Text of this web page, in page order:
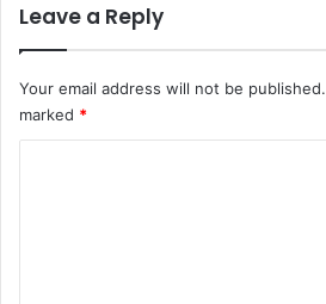
Leave a Reply
Your email address will not be published.
marked *